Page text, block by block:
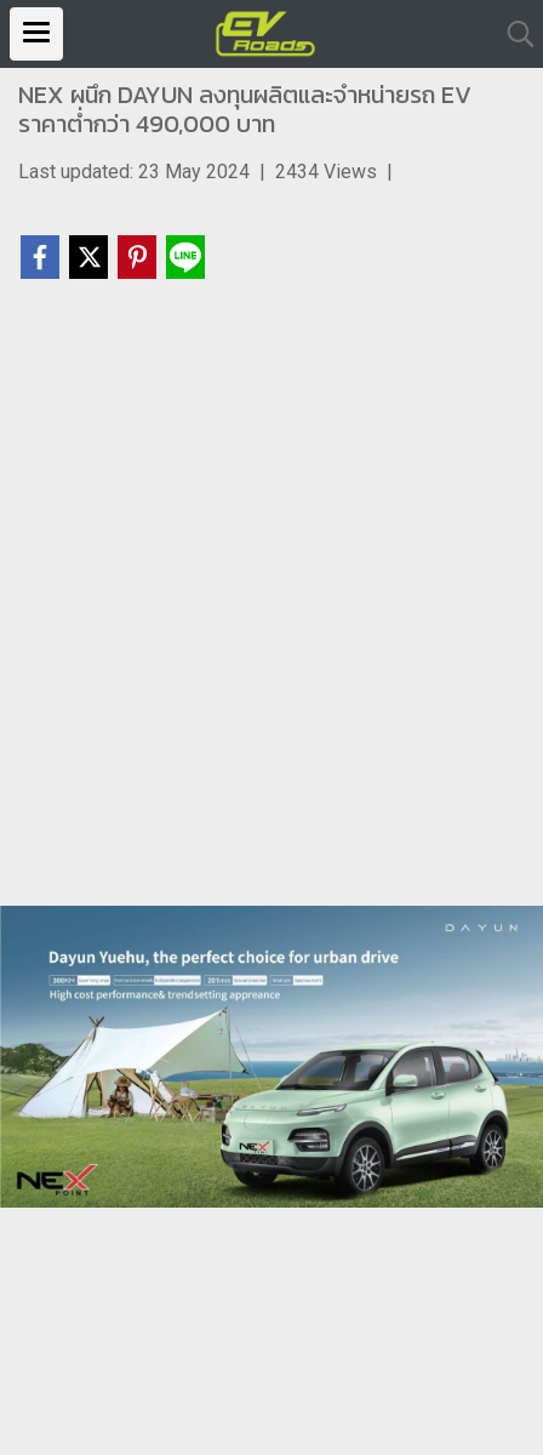
NEX ผนึก DAYUN ลงทุนผลิตและจำหน่ายรถ EV
ราคาต่ำกว่า 490,000 บาท
Last updated: 23 May 2024 | 2434 Views |